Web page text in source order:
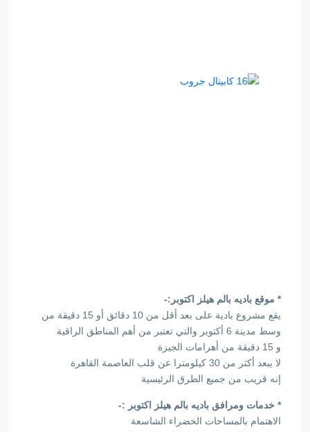
* موقع باديه بالم هيلز اكتوبر:-
يقع مشروع بادية على بعد أقل من 10 دقائق أو 15 دقيقة من
وسط مدينة 6 أكتوبر والتي تعتبر من أهم المناطق الراقية
و 15 دقيقة من أهرامات الجيزة
لا يبعد أكثر من 30 كيلومترا عن قلب العاصمة القاهرة
إنه قريب من جميع الطرق الرئيسية
* خدمات ومرافق باديه بالم هيلز اكتوبر :-
الاهتمام بالمساحات الخضراء الشاسعة